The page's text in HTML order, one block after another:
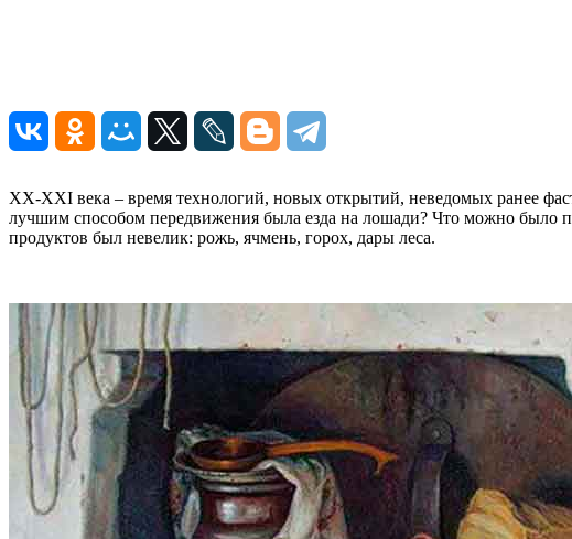
XX-XXI века – время технологий, новых открытий, неведомых ранее
лучшим способом передвижения была езда на лошади? Что можно было
продуктов был невелик: рожь, ячмень, горох, дары леса.